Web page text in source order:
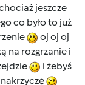
jeszcze
co było to już
oj oj oj
na rozgrzanie i
i żebyś